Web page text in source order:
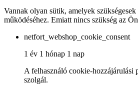
Vannak olyan sütik, amelyek
működéséhez. Emiatt nincs szükség az
netfort_webshop_cookie_consent
1 év 1 hónap 1 nap
A felhasználó cookie-hozzájárulási
szolgál.